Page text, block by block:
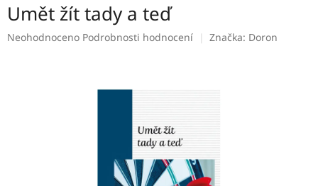
Umět žít tady a teď
Průměrné
Neohodnoceno Podrobnosti hodnocení Značka: Doron